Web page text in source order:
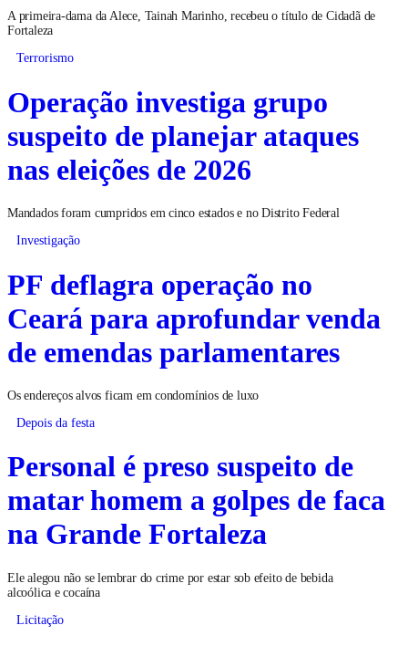
A primeira-dama da Alece, Tainah Marinho, recebeu o título de Cidadã de
Fortaleza
Terrorismo
Operação investiga grupo
suspeito de planejar ataques
nas eleições de 2026
Mandados foram cumpridos em cinco estados e no Distrito Federal
Investigação
PF deflagra operação no
Ceará para aprofundar venda
de emendas parlamentares
Os endereços alvos ficam em condomínios de luxo
Depois da festa
Personal é preso suspeito de
matar homem a golpes de faca
na Grande Fortaleza
Ele alegou não se lembrar do crime por estar sob efeito de bebida
alcoólica e cocaína
Licitação